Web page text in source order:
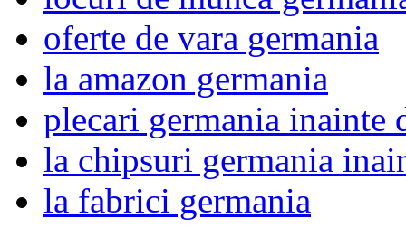
oferte de vara germania
la amazon germania
plecari germania inainte
la chipsuri germania
la fabrici germania